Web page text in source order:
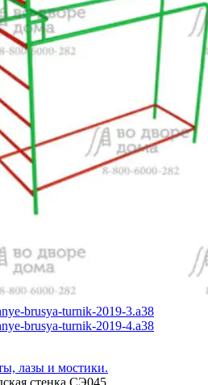
лазы и мостики.